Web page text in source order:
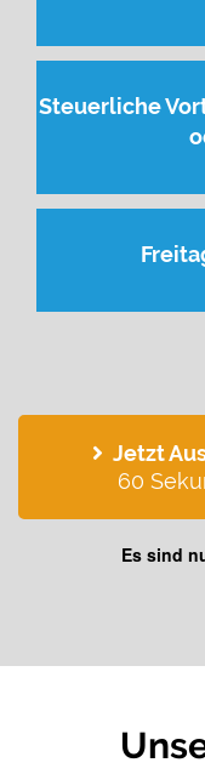
Steuerliche
Jetzt
60
Es sind